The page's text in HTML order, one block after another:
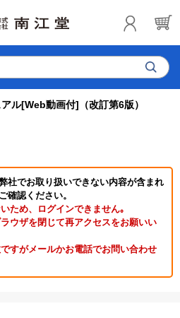
ル[Web動画付]（改訂第6版）
社でお取り扱いできない内容が含まれ
確認ください。
ため、ログインできません｡
ウザを閉じて再アクセスをお願いい
すがメールかお電話でお問い合わせ